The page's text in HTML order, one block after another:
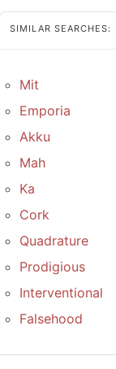
SIMILAR SEARCHES:
Mit
Emporia
Akku
Mah
Ka
Cork
Quadrature
Prodigious
Interventional
Falsehood